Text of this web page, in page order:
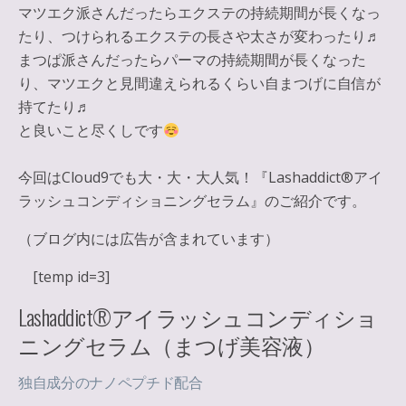
マツエク派さんだったらエクステの持続期間が長くなっ
たり、つけられるエクステの長さや太さが変わったり♬
まつぱ派さんだったらパーマの持続期間が長くなった
り、マツエクと見間違えられるくらい自まつげに自信が
持てたり♬
と良いこと尽くしです
今回はCloud9でも大・大・大人気！『Lashaddict®︎アイ
ラッシュコンディショニングセラム』のご紹介です。
（ブログ内には広告が含まれています）
[temp id=3]
Lashaddict®︎アイラッシュコンディショ
ニングセラム（まつげ美容液）
独自成分のナノペプチド配合